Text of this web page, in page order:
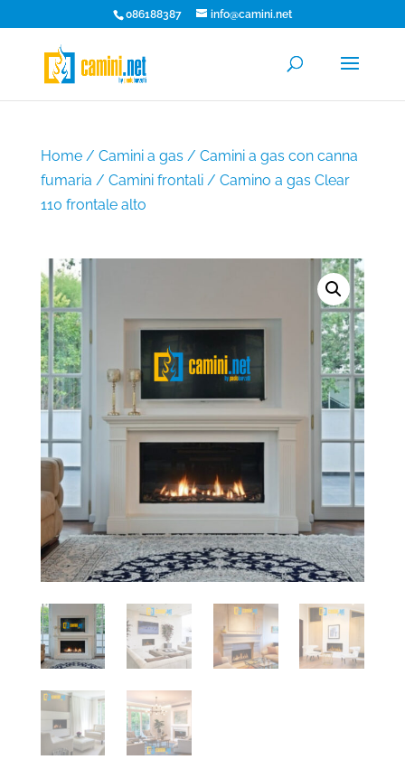
086188387 info@camini.net
Home/ Camini a gas / Camini a gas con canna
fumaria / Camini frontali/ Camino a gas Clear
110 frontale alto